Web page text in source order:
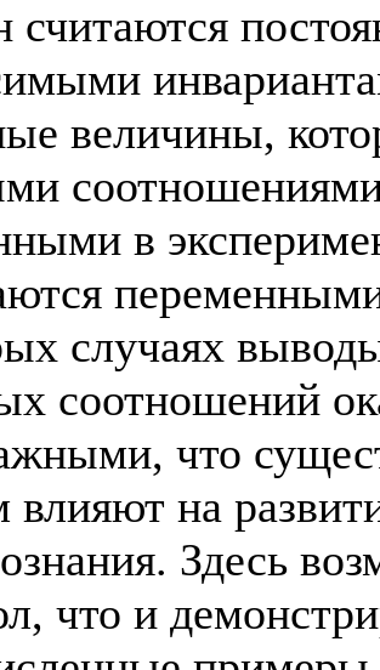
считаются
величины,
в
случаях
соотношений
что
влияют на
Здесь
что и